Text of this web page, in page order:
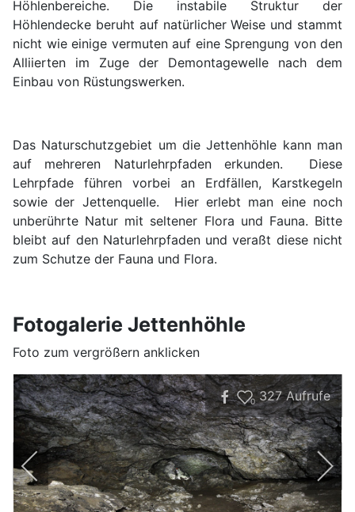
Höhlenbereiche. Die instabile Struktur der
Höhlendecke beruht auf natürlicher Weise und stammt
nicht wie einige vermuten auf eine Sprengung von den
Alliierten im Zuge der Demontagewelle nach dem
Einbau von Rüstungswerken.
Das Naturschutzgebiet um die Jettenhöhle kann man
auf mehreren Naturlehrpfaden erkunden. Diese
Lehrpfade führen vorbei an Erdfällen, Karstkegeln
sowie der Jettenquelle. Hier erlebt man eine noch
unberührte Natur mit seltener Flora und Fauna. Bitte
bleibt auf den Naturlehrpfaden und veraßt diese nicht
zum Schutze der Fauna und Flora.
Fotogalerie Jettenhöhle
Foto zum vergrößern anklicken
0 327Aufrufe